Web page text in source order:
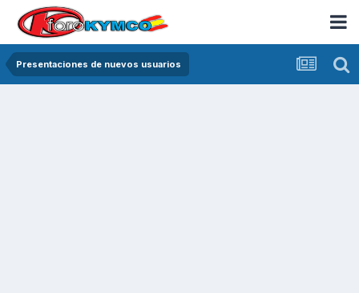
Presentaciones de nuevos usuarios